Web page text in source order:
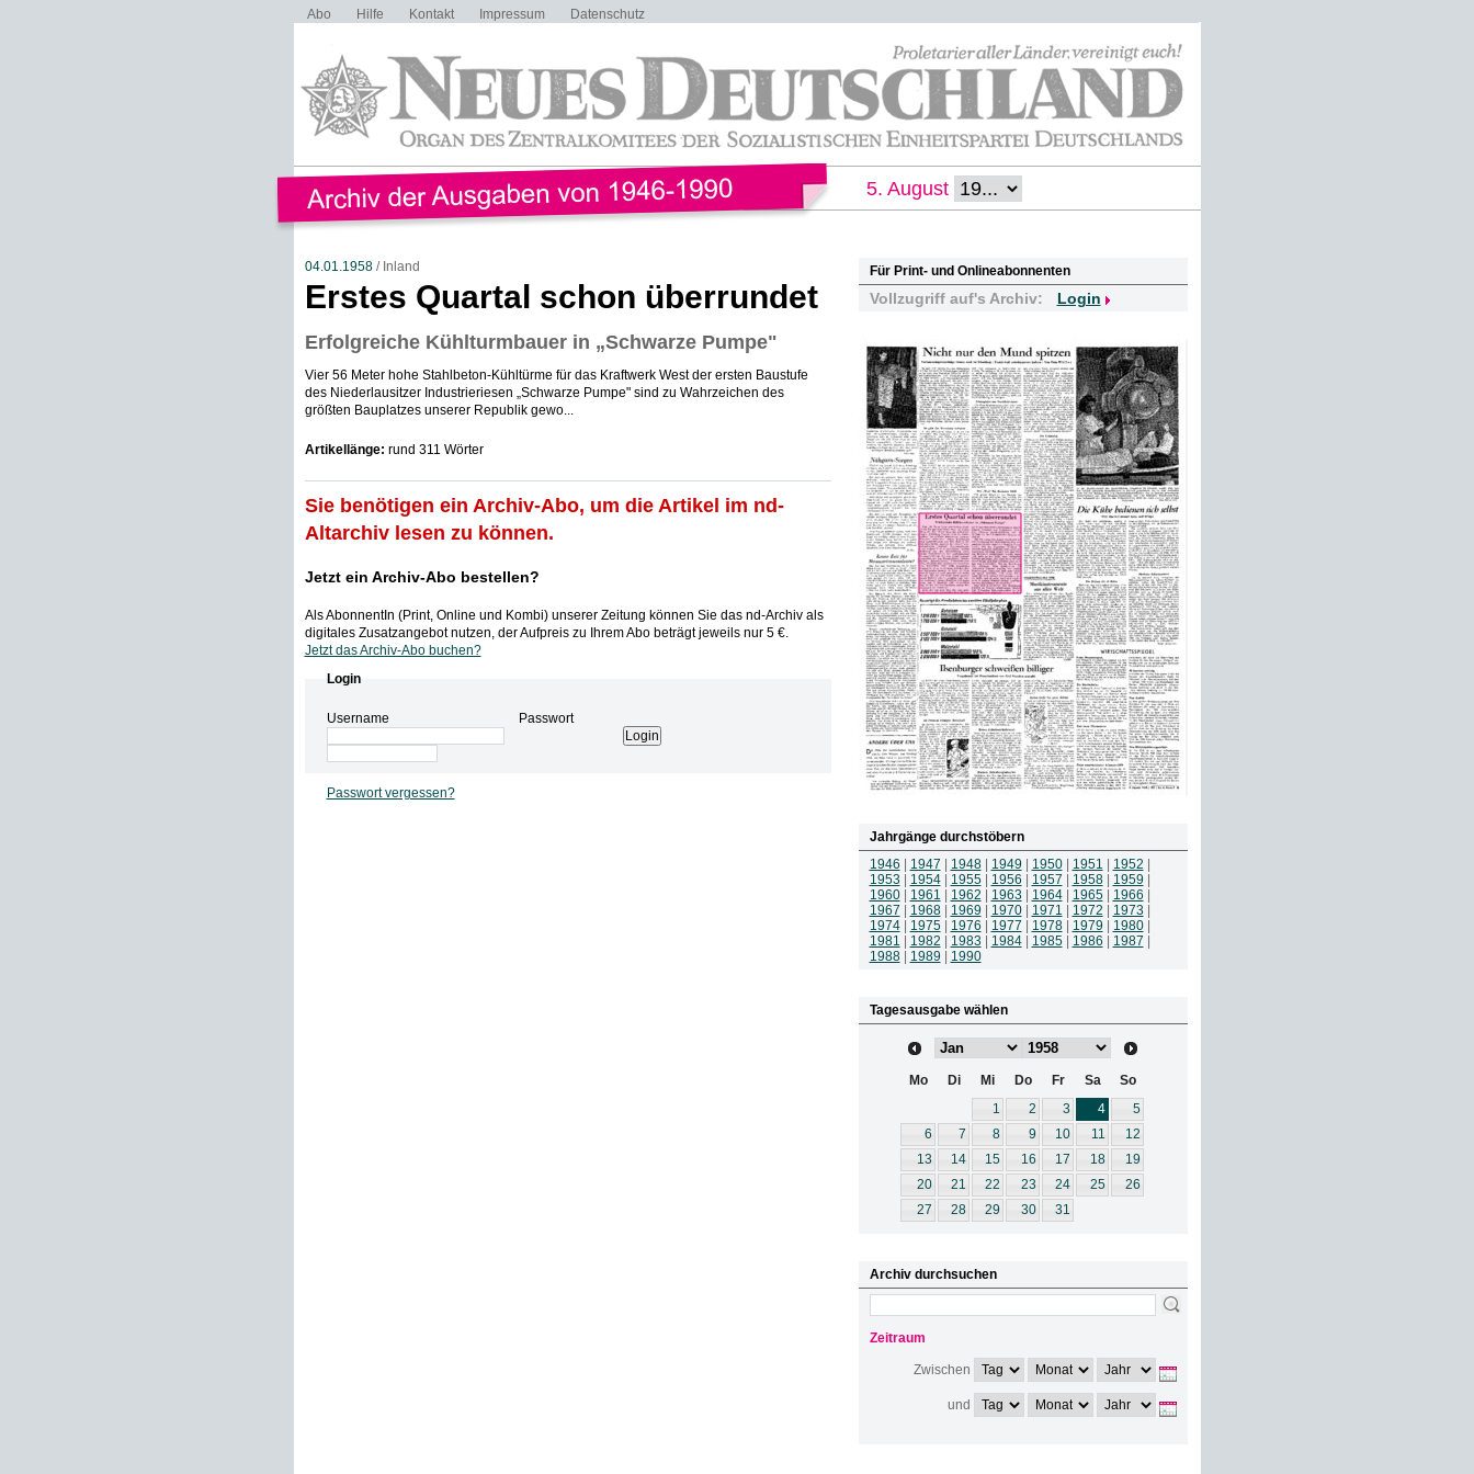
Abo Hilfe Kontakt Impressum Datenschutz
5. August
04.01.1958/ Inland
Erstes Quartal schon überrundet
Erfolgreiche Kühlturmbauer in „Schwarze Pumpe"
Vier 56 Meter hohe Stahlbeton-Kühltürme für das Kraftwerk West der ersten Baustufe
des Niederlausitzer Industrieriesen „Schwarze Pumpe" sind zu Wahrzeichen des
größten Bauplatzes unserer Republik gewo...
Artikellänge: rund 311 Wörter
Sie benötigen ein Archiv-Abo, um die Artikel im nd-
Altarchiv lesen zu können.
Jetzt ein Archiv-Abo bestellen?
Als AbonnentIn (Print, Online und Kombi) unserer Zeitung können Sie das nd-Archiv als
digitales Zusatzangebot nutzen, der Aufpreis zu Ihrem Abo beträgt jeweils nur 5 €.
Jetzt das Archiv-Abo buchen?
Login
Username Passwort
Passwort vergessen?
Für Print- und Onlineabonnenten
Vollzugriff auf's Archiv: Login
Jahrgänge durchstöbern
1946
1947 1948| 1949 1950| 1951 1952
1953
1954| 1955| 1956 1957 1958| 1959
1960| 1961 1962 1963 1964| 1965| 1966
1967
1968| 1969 1970| 1971 1972 1973
1974| 1975| 1976 1977 1978| 1979 1980|
1981
1982 1983 1984| 1985| 1986 1987
1988| 1989 1990
Tagesausgabe wählen
Mo Di Mi Do Fr Sa
So
1
2 3 4
5
6
7 8 9 10 11
12
13
14 15 16 17 18
19
20
21 22 23 24 25
26
27
28 29 30 31
Archiv durchsuchen
Zeitraum
Zwischen
und